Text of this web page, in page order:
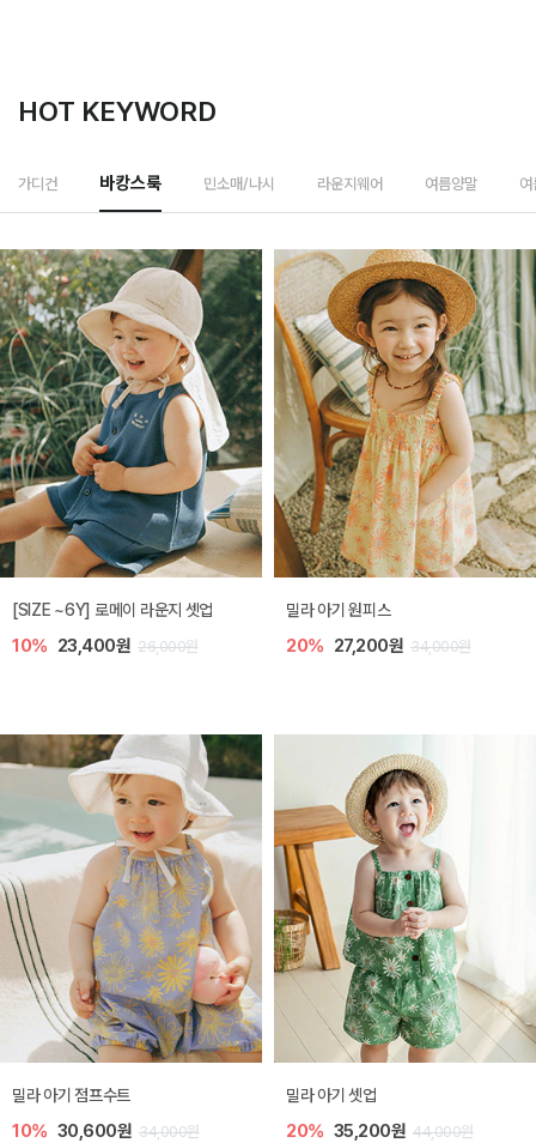
HOT KEYWORD
가디건 바캉스룩 민소매/나시 라운지웨어 여름양말
엘리오 아기 블라우스
20% 21,600원 27,000원
엘로디 니트 아기 뷔스티에
20% 21,600원 27,000원
토닉 아기 민소매 티셔츠
20% 11,200원 14,000원
베티 니트 아기 민소매 티셔츠
10% 24,300원 27,000원